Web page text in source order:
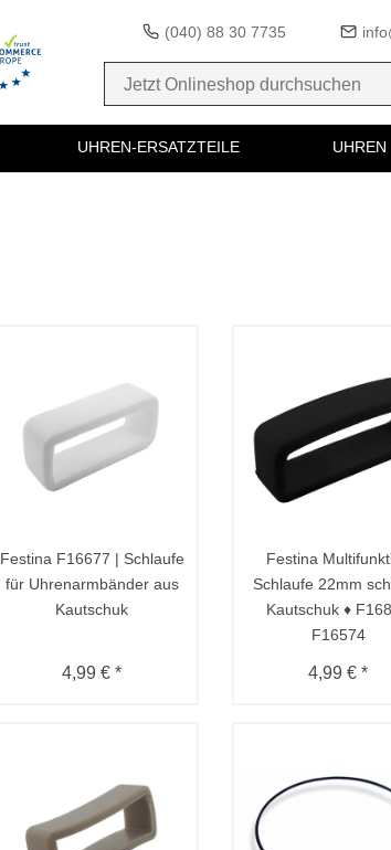
(040) 88 30 7735
UHREN-ERSATZTEILE UHREN
Festina F16677 | Schlaufe
für Uhrenarmbänder aus
Kautschuk
4,99 € *
Festina
Schlaufe 22mm
Kautschuk ♦
F16574
4,99 € *